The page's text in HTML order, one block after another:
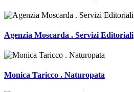
Agenzia Moscarda . Servizi Editoriali
Monica Taricco . Naturopata